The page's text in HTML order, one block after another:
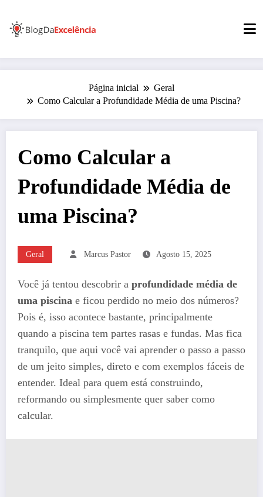
para
conteúdo
Página inicial
Geral
Como Calcular a Profundidade Média de uma Piscina?
Como Calcular a
Profundidade Média de
uma Piscina?
Geral Marcus Pastor Agosto 15, 2025
Você já tentou descobrir a profundidade média de
uma piscina e ficou perdido no meio dos números?
Pois é, isso acontece bastante, principalmente
quando a piscina tem partes rasas e fundas. Mas fica
tranquilo, que aqui você vai aprender o passo a passo
de um jeito simples, direto e com exemplos fáceis de
entender. Ideal para quem está construindo,
reformando ou simplesmente quer saber como
calcular.